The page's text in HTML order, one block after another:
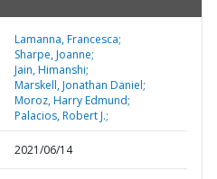
Lamanna, Francesca;
Sharpe, Joanne;
Jain, Himanshi;
Marskell, Jonathan Daniel;
Moroz, Harry Edmund;
Palacios, Robert J.;
2021/06/14